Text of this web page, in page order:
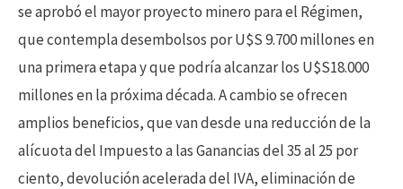
se aprobó el mayor proyecto minero para el Régimen,
que contempla desembolsos por U$S 9.700 millones en
una primera etapa y que podría alcanzar los U$S18.000
millones en la próxima década. A cambio se ofrecen
amplios beneficios, que van desde una reducción de la
alícuota del Impuesto a las Ganancias del 35 al 25 por
ciento, devolución acelerada del IVA, eliminación de